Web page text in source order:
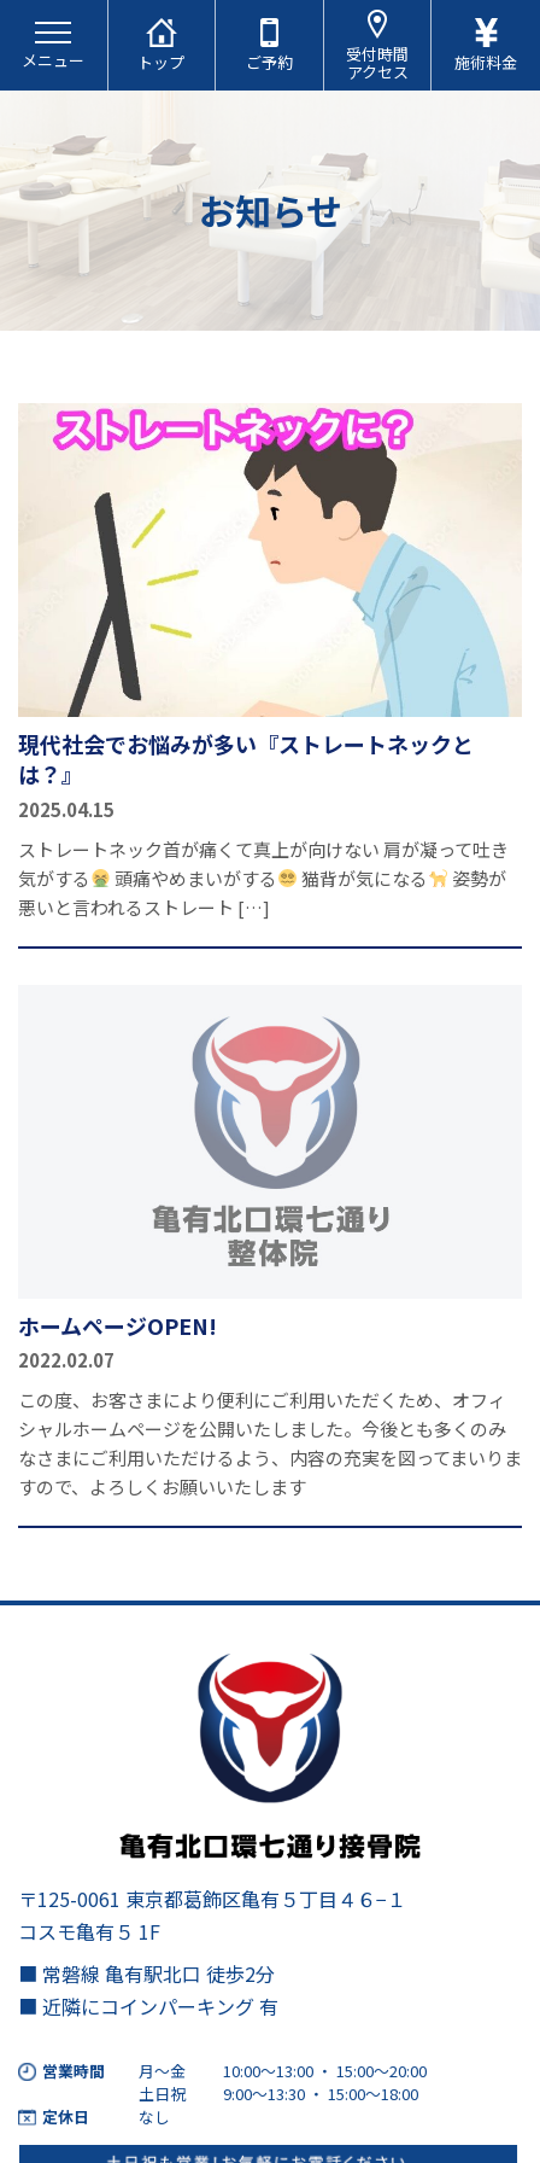
ン
へ
ス
キ
ッ
ー
ョ
ン
に
移
メニュー トップ ご予約 受付時間
アクセス 施術料金
お知らせ
現代社会でお悩みが多い『ストレートネックと
は？』
2025.04.15
ストレートネック首が痛くて真上が向けない 肩が凝って吐き
気がする
頭痛やめまいがする 猫背が気になる
姿勢が
悪いと言われるストレート […]
ホームページOPEN!
2022.02.07
この度、お客さまにより便利にご利用いただくため、オフィ
シャルホームページを公開いたしました。今後とも多くのみ
なさまにご利用いただけるよう、内容の充実を図ってまいりま
すので、よろしくお願いいたします
〒125-0061 東京都葛飾区亀有５丁目４６−１
コスモ亀有５ 1F
■ 常磐線 亀有駅北口 徒歩2分
■ 近隣にコインパーキング 有
営業時間 月～金
10:00～13:00 ・ 15:00〜20:00
土日祝
9:00～13:30 ・ 15:00〜18:00
定休日
なし